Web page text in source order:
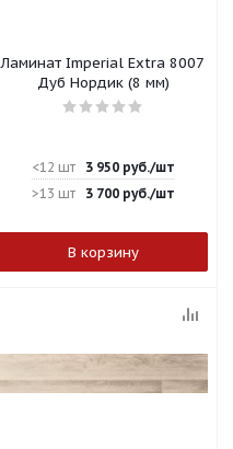
Ламинат Imperial Extra 8007
Дуб Нордик (8 мм)
<12 шт 3 950руб./шт
>13 шт
3 700руб./шт
В корзину